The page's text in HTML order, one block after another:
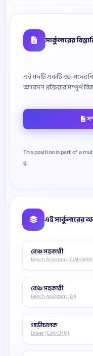
সার্কুলারের
এই পদটি একটি বহু-পদের
This position is part of a
e
এই সার্কুলারের
বেঞ্চ সহকারী
Bench Assistant (CJM/CMM)
বেঞ্চ সহকারী
Bench Assistant (DJ)
গাড়ীচালক
Driver (CJM/CMM)